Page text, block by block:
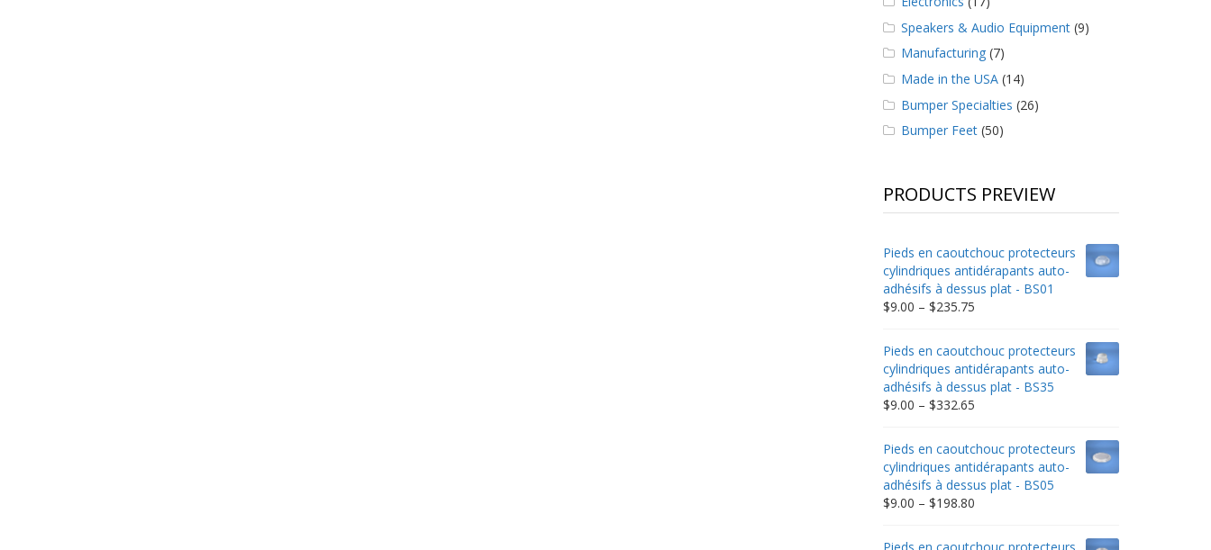
Speakers & Audio Equipment(9)
Manufacturing(7)
Made in the USA(14)
Bumper Specialties (26)
Bumper Feet(50)
PRODUCTS PREVIEW
Pieds en caoutchouc protecteurs
cylindriques antidérapants auto-
adhésifs à dessus plat - BS01
$9.00 – $235.75Price
$9.00
through
$235.75
Pieds en caoutchouc protecteurs
cylindriques antidérapants auto-
adhésifs à dessus plat - BS35
$9.00 – $332.65Price
$9.00
through
$332.65
Pieds en caoutchouc protecteurs
cylindriques antidérapants auto-
adhésifs à dessus plat - BS05
$9.00 – $198.80Price
$9.00